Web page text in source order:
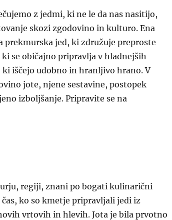
z jedmi, ki ne le da nas nasitijo,
skozi zgodovino in kulturo. Ena
jed, ki združuje preproste
se običajno pripravlja v hladnejših
ki iščejo udobno in hranljivo hrano. V
jote, njene sestavine, postopek
izboljšanje. Pripravite se na
regiji, znani po bogati kulinarični
ko so kmetje pripravljali jedi iz
vrtovih in hlevih. Jota je bila prvotno